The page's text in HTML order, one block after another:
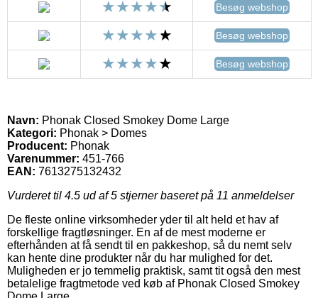
Besøg webshop
Besøg webshop
Besøg webshop
Navn: Phonak Closed Smokey Dome Large
Kategori: Phonak > Domes
Producent: Phonak
Varenummer: 451-766
EAN: 7613275132432
Vurderet til 4.5 ud af 5 stjerner baseret på 11 anmeldelser
De fleste online virksomheder yder til alt held et hav af
forskellige fragtløsninger. En af de mest moderne er
efterhånden at få sendt til en pakkeshop, så du nemt selv
kan hente dine produkter når du har mulighed for det.
Muligheden er jo temmelig praktisk, samt tit også den mest
betalelige fragtmetode ved køb af Phonak Closed Smokey